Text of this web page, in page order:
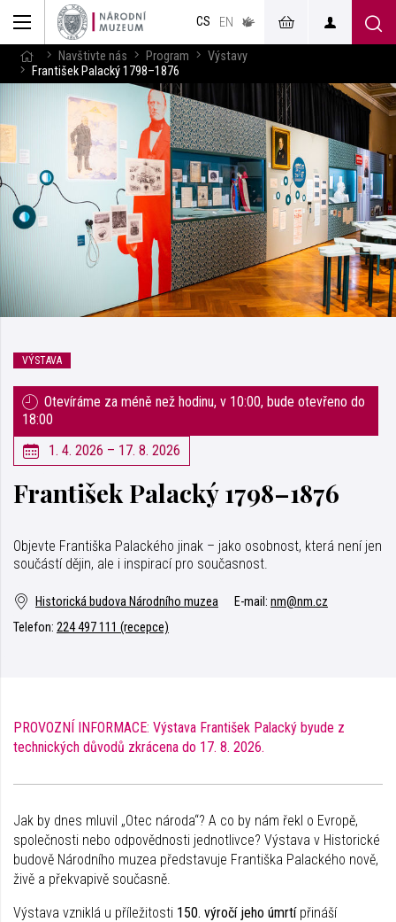
CS EN
v českém
jazyce
Navštivte nás Program
Výstavy
František Palacký 1798–1876
VÝSTAVA
Otevíráme za méně než hodinu, v 10:00, bude otevřeno do
18:00
1. 4. 2026 – 17. 8. 2026
František Palacký 1798–1876
Objevte Františka Palackého jinak – jako osobnost, která není jen
součástí dějin, ale i inspirací pro současnost.
Historická budova Národního muzea E-mail: nm@nm.cz
Telefon: 224 497 111 (recepce)
PROVOZNÍ INFORMACE: Výstava František Palacký byude z
technických důvodů zkrácena do 17. 8. 2026.
Jak by dnes mluvil „Otec národa“? A co by nám řekl o Evropě,
společnosti nebo odpovědnosti jednotlivce? Výstava v Historické
budově Národního muzea představuje Františka Palackého nově,
živě a překvapivě současně.
Výstava vzniklá u příležitosti 150. výročí jeho úmrtí přináší